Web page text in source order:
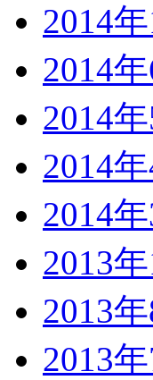
2014年
2014年
2014年
2014年
2014年
2013年
2013年
2013年